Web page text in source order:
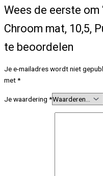
Wees de eerste om
Chroom mat, 10,5,
te beoordelen
Je e-mailadres wordt niet
met*
Je waardering *